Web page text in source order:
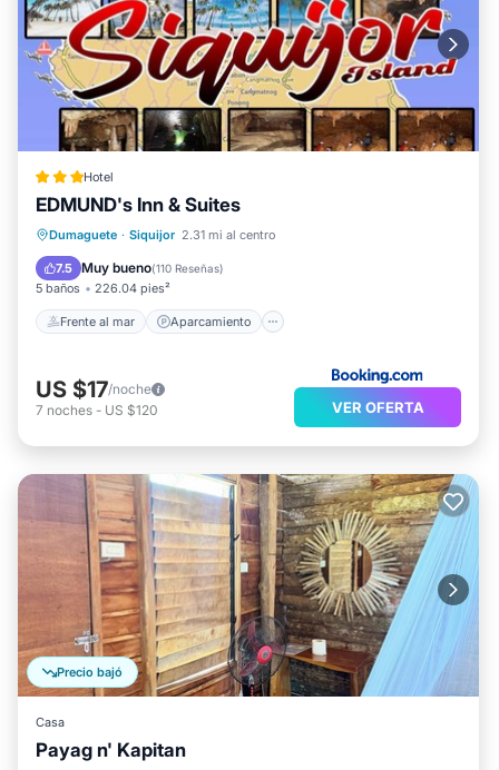
Hotel
EDMUND's Inn & Suites
Dumaguete · Siquijor 2.31 mi al centro
7.5 Muy bueno(110 Reseñas)
5 baños 226.04 pies²
Frente al mar Aparcamiento
Frente al mar Aparcamiento
Vista al mar
US $17/noche
7 noches - US $120 VER OFERTA
Precio bajó
Casa
Payag n' Kapitan